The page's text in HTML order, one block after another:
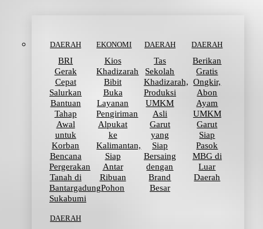
DAERAH
BRI
Gerak
Cepat
Salurkan
Bantuan
Tahap
Awal
untuk
Korban
Bencana
Pergerakan
Tanah di
Bantargadung
Sukabumi
EKONOMI
Kios
Khadizarah
Bibit
Buka
Layanan
Pengiriman
Alpukat
ke
Kalimantan,
Siap
Antar
Ribuan
Pohon
DAERAH
Tas
Sekolah
Khadizarah,
Produksi
UMKM
Asli
Garut
yang
Siap
Bersaing
dengan
Brand
Besar
DAERAH
Berikan
Gratis
Ongkir,
Abon
Ayam
UMKM
Garut
Siap
Pasok
MBG di
Luar
Daerah
DAERAH